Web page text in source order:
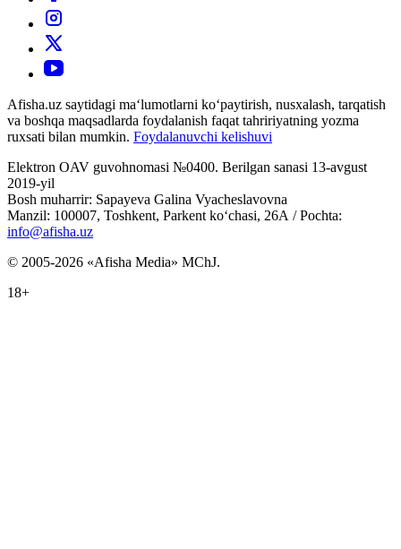
Afisha.uz saytidagi ma‘lumotlarni ko‘paytirish, nusxalash, tarqatish
va boshqa maqsadlarda foydalanish faqat tahririyatning yozma
ruxsati bilan mumkin. Foydalanuvchi kelishuvi
Elektron OAV guvohnomasi №0400. Berilgan sanasi 13-avgust
2019-yil
Bosh muharrir: Sapayeva Galina Vyacheslavovna
Manzil: 100007, Toshkent, Parkent ko‘chasi, 26А / Pochta:
info@afisha.uz
© 2005-2026 «Afisha Media» MChJ.
18+